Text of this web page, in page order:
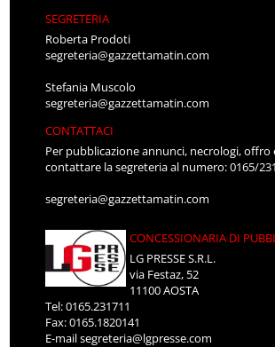
SEGRETERIA
Roberta Prodoti
segreteria@gazzettamatin.com
Stefania Muscolo
segreteria@gazzettamatin.com
CONTATTACI
Per pubblicazione annunci, necrologi, offro
contattare la segreteria al numero: 0165/
segreteria@gazzettamatin.com
CONCESSIONARIA DI
LG PRESSE S.R.L.
via Festaz, 52
11100 AOSTA
Tel: 0165.231711
Fax: 0165.1820141
E-mailsegreteria@lgpresse.com